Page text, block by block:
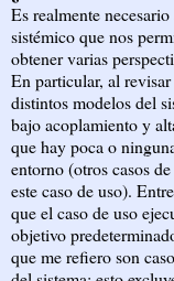
Es realmente
sistémico que nos
obtener varias
En particular, al
distintos modelos del
bajo acoplamiento y
que hay poca o
entorno (otros casos
este caso de uso).
que el caso de uso
objetivo
que me refiero son